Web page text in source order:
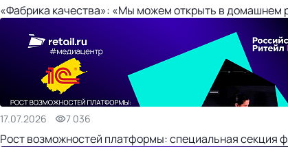
«Фабрика качества»: «Мы можем открыть в домашнем
17.07.2026 7 036
Рост возможностей платформы: специальная секция